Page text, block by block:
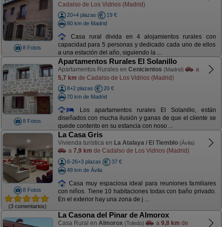
8 Fotos
Cadalso de Los Vidrios (Madrid)
20+4 plazas
19 €
80 km de Madrid
Casa rural divida en 4 alojamientos rurales con
capacidad para 5 personas y dedicado cada uno de ellos
a una estación del año, siguiendo la ...
8 Fotos
Apartamentos Rurales El Solanillo
Apartamentos Rurales en Cenicientos (Madrid)
a
5,7 km de Cadalso de Los Vidrios (Madrid)
8+2 plazas
20 €
70 km de Madrid
Los apartamentos rurales El Solanillo, están
diseñados con mucha ilusión y ganas de que el cliente se
quede contento en su estancia con noso ...
8 Fotos
(3 comentarios)
La Casa Gris
Vivienda turística en La Atalaya / El Tiemblo (Ávila)
a 7,9 km de Cadalso de Los Vidrios (Madrid)
6-26+3 plazas
37 €
49 km de Ávila
Casa muy espaciosa ideal para reuniones familiares
con niños. Tiene 10 habitaciones todas con baño privado.
En el exterior hay una zona de j ...
La Casona del Pinar de Almorox
Casa Rural en Almorox (Toledo) a 9,8 km de